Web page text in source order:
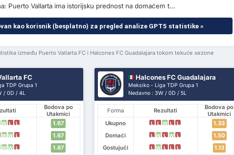
Puerto Vallarta ima istorijsku prednost na domaćem t...
kao korisnik (besplatno) za pregled analize GPT5 statistike »
između Puerto Vallarta FC i Halcones FC Guadalajara tokom tekuće sezone
FC
TDP Grupa 1
/ 0D / 4L
Bodova po
Utakmici
W L L
1.67
W W L
1.67
W W L 1.67
Halcones FC Guadalajara
Meksiko - Liga TDP Grupa 1
Nedavno : 3W / 0D / 5L
Forma Rezultati
Bodova po
Utakmici
Ukupno
L L W L L
1.33
Domaći
L W L W L
1.50
Gostujući
L W L L L 1.13